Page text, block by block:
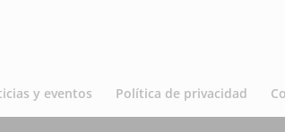
y eventos Política de privacidad